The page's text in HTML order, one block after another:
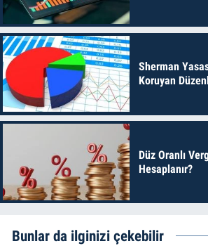
Sherman
Koruyan
Düz Oranlı
Hesaplanır?
Bunlar da ilginizi çekebilir